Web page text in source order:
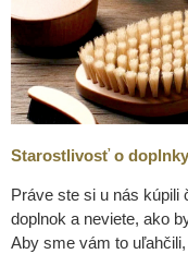
Starostlivosť o doplnky
Práve ste si u nás kúpili
doplnok a neviete, ako
Aby sme vám to